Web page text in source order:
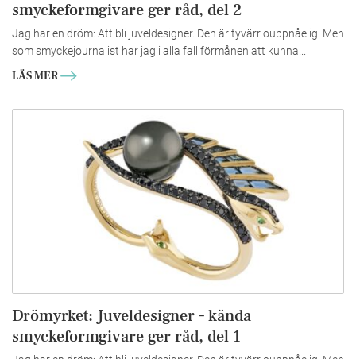
smyckeformgivare ger råd, del 2
Jag har en dröm: Att bli juveldesigner. Den är tyvärr ouppnåelig. Men
som smyckejournalist har jag i alla fall förmånen att kunna...
LÄS MER
Drömyrket: Juveldesigner – kända
smyckeformgivare ger råd, del 1